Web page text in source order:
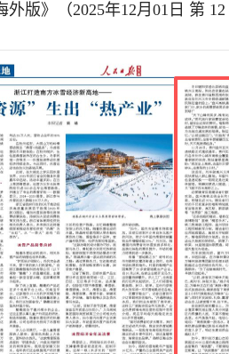
版》（2025年12月01日 第 12